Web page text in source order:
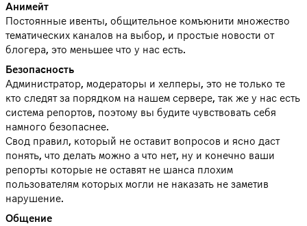
Анимейт
Постоянные ивенты, общительное комъюнити множество
тематических каналов на выбор, и простые новости от
блогера, это меньшее что у нас есть.
Безопасность
Администратор, модераторы и хелперы, это не только те
кто следят за порядком на нашем сервере, так же у нас есть
система репортов, поэтому вы будите чувствовать себя
намного безопаснее.
Свод правил, который не оставит вопросов и ясно даст
понять, что делать можно а что нет, ну и конечно ваши
репорты которые не оставят не шанса плохим
пользователям которых могли не наказать не заметив
нарушение.
Общение